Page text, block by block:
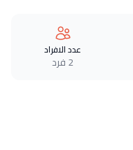
عدد الافراد
2 فرد